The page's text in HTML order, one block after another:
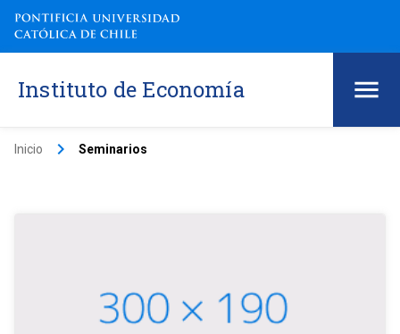
Instituto de Economía
Inicio keyboard_arrow_right Seminarios